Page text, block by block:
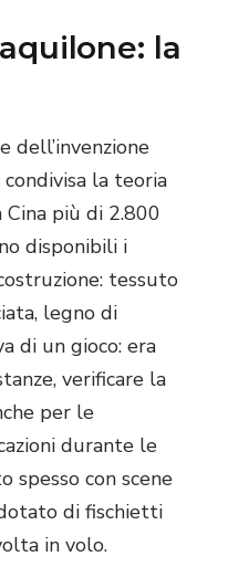
la
dell’invenzione
la teoria
più di 2.800
disponibili i
tessuto
legno di
di un gioco: era
verificare la
per le
durante le
spesso con scene
di fischietti
in volo.